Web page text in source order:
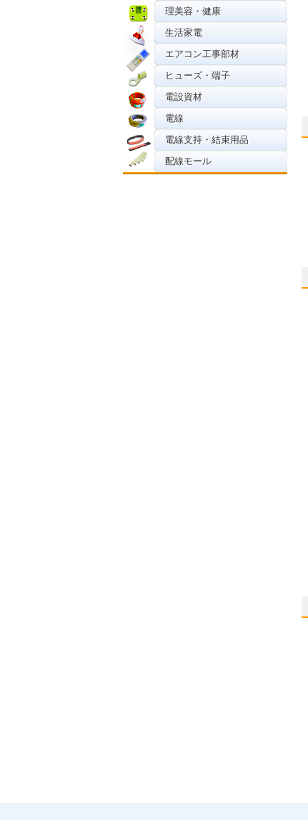
理美容・健康
生活家電
エアコン工事部材
ヒューズ・端子
電設資材
電線
電線支持・結束用品
配線モール